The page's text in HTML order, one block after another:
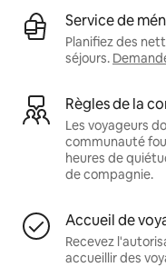
Service de
Planifiez des
séjours.
Règles de la
Les voyageurs
communauté
heures de
de compagnie.
Accueil de
Recevez
accueillir des